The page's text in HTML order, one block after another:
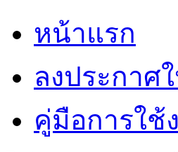
หน้าแรก
ลงประกาศ
คู่มือการใช้